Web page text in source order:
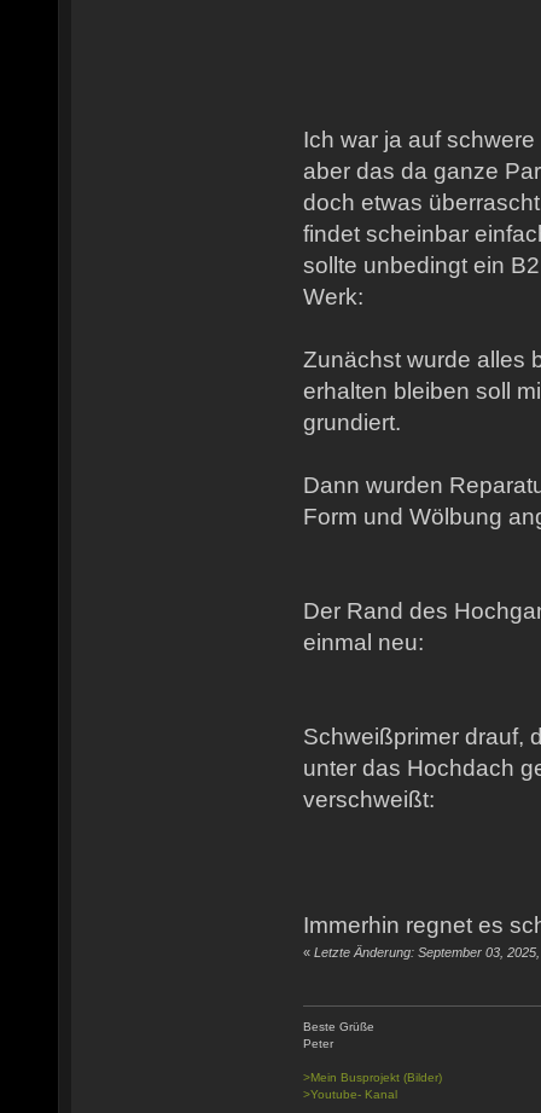
Ich war ja auf
aber das da ganze
doch etwas
findet scheinbar
sollte unbedingt ein
Werk:
Zunächst wurde alles
erhalten bleiben soll
grundiert.
Dann wurden
Form und Wölbung
Der Rand des
einmal neu:
Schweißprimer drauf,
unter das Hochdach
verschweißt:
Immerhin regnet es
« Letzte Änderung: September 03,
Beste Grüße
Peter
>Mein Busprojekt (Bilder)
>Youtube- Kanal